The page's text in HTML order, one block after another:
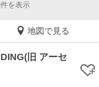
を表示
地図で見る
旧 アーセ